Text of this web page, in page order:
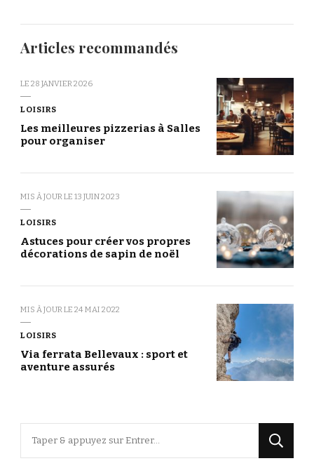
Articles recommandés
LE 28 JANVIER 2026
LOISIRS
Les meilleures pizzerias à Salles
pour organiser
MIS À JOUR LE 13 JUIN 2023
LOISIRS
Astuces pour créer vos propres
décorations de sapin de noël
MIS À JOUR LE 24 MAI 2022
LOISIRS
Via ferrata Bellevaux : sport et
aventure assurés